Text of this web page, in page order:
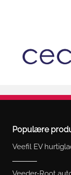
Populære
Veefil EV